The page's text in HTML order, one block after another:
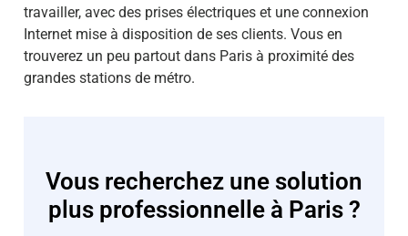
travailler, avec des prises électriques et une connexion
Internet mise à disposition de ses clients. Vous en
trouverez un peu partout dans Paris à proximité des
grandes stations de métro.
Vous recherchez une solution
plus professionnelle à Paris ?